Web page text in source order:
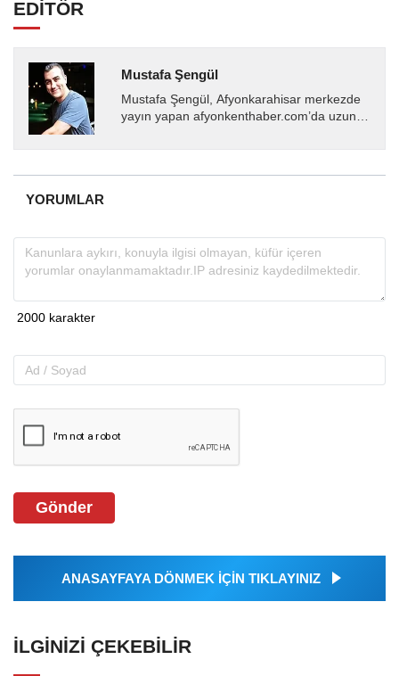
EDİTÖR
Mustafa Şengül
Mustafa Şengül, Afyonkarahisar merkezde
yayın yapan afyonkenthaber.com’da uzun
almakta, haber akışı...
YORUMLAR
Gönder
ANASAYFAYA DÖNMEK İÇİN TIKLAYINIZ
İLGINIZI ÇEKEBILIR